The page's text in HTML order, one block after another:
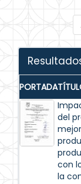
PORTADA
del
con
la